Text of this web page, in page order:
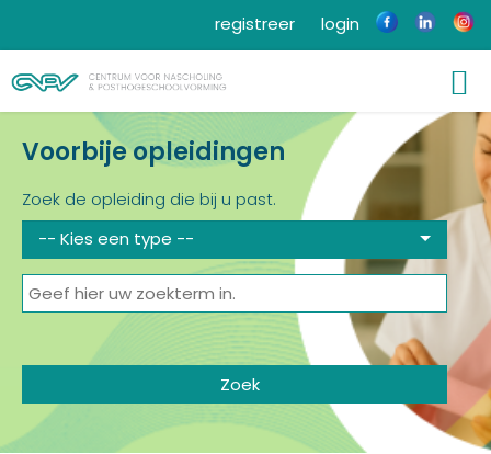
login
registreer
Voorbije opleidingen
Zoek de opleiding die bij u past.
-- Kies een type --